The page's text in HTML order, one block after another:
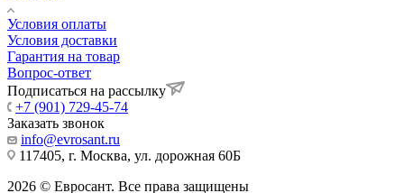
Условия оплаты
Условия доставки
Гарантия на товар
Вопрос-ответ
Подписаться на рассылку
+7 (901) 729-45-74
Заказать звонок
info@evrosant.ru
117405, г. Москва, ул. дорожная 60Б
2026 © Евросант. Все права защищены